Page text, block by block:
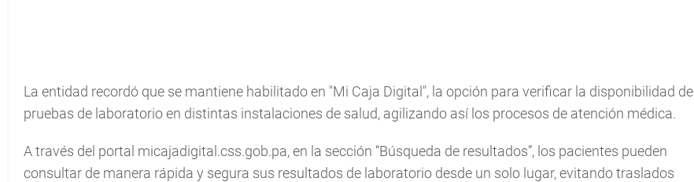
La entidad recordó que se mantiene habilitado en "Mi Caja Digital", la opción para verificar la disponibilidad de
pruebas de laboratorio en distintas instalaciones de salud, agilizando así los procesos de atención médica.
A través del portal micajadigital.css.gob.pa, en la sección “Búsqueda de resultados”, los pacientes pueden
consultar de manera rápida y segura sus resultados de laboratorio desde un solo lugar, evitando traslados